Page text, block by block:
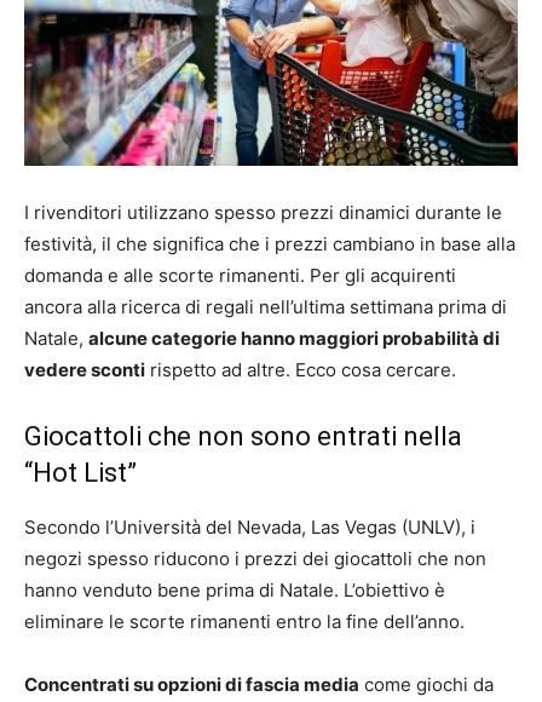
delle
I rivenditori utilizzano spesso prezzi dinamici durante le
festività, il che significa che i prezzi cambiano in base alla
domanda e alle scorte rimanenti. Per gli acquirenti
ancora alla ricerca di regali nell’ultima settimana prima di
Natale, alcune categorie hanno maggiori probabilità di
vedere sconti rispetto ad altre. Ecco cosa cercare.
Giocattoli che non sono entrati nella
“Hot List”
Secondo l’Università del Nevada, Las Vegas (UNLV), i
negozi spesso riducono i prezzi dei giocattoli che non
hanno venduto bene prima di Natale. L’obiettivo è
eliminare le scorte rimanenti entro la fine dell’anno.
Concentrati su opzioni di fascia media come giochi da